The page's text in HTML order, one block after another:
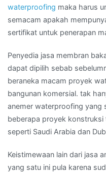
waterproofing maka harus
semacam apakah
sertifikat untuk penerapan
Penyedia jasa membran
dapat dipilih sebab
beraneka macam proyek
bangunan komersial. tak
anemer waterproofing yang
beberapa proyek konstruksi
seperti Saudi Arabia dan
Keistimewaan lain dari jasa
yang satu ini pula karena